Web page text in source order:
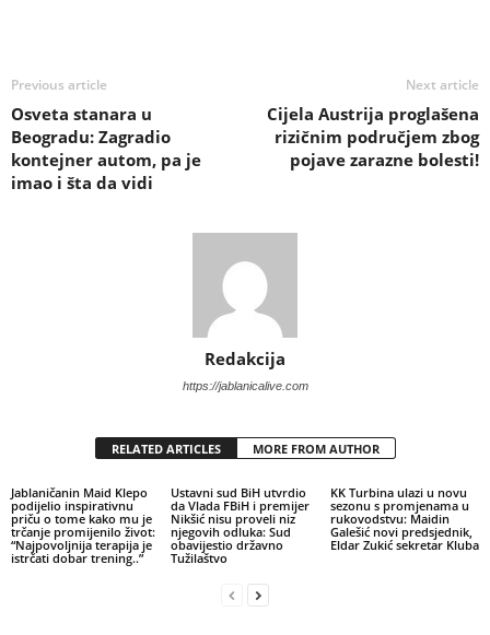
Previous article
Osveta stanara u
Beogradu: Zagradio
kontejner autom, pa je
imao i šta da vidi
Next article
Cijela Austrija proglašena
rizičnim područjem zbog
pojave zarazne bolesti!
Redakcija
https://jablanicalive.com
RELATED ARTICLES MORE FROM AUTHOR
Jablaničanin Maid Klepo
podijelio inspirativnu
priču o tome kako mu je
trčanje promijenilo život:
“Najpovoljnija terapija je
istrčati dobar trening..”
Ustavni sud BiH utvrdio
da Vlada FBiH i premijer
Nikšić nisu proveli niz
njegovih odluka: Sud
obavijestio državno
Tužilaštvo
KK Turbina ulazi u novu
sezonu s promjenama u
rukovodstvu: Maidin
Galešić novi predsjednik,
Eldar Zukić sekretar Kluba